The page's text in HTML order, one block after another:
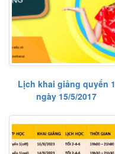
Lịch khai giảng quyển 1
ngày 15/5/2017